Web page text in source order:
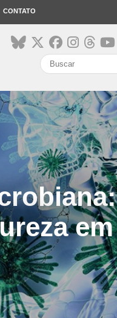
CONTATO
em